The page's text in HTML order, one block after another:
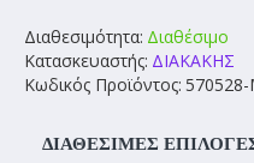
Διαθεσιμότητα: Διαθέσιμο
Κατασκευαστής: ΔΙΑΚΑΚΗΣ
Κωδικός Προϊόντος:
ΔΙΑΘΈΣΙΜΕΣ